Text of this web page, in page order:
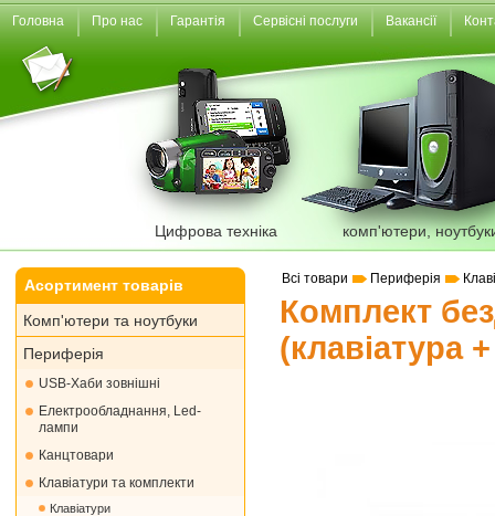
Головна Про нас Гарантія Сервісні послуги Вакансії
Цифрова техніка комп'ютери,
Асортимент товарів
Комп'ютери та ноутбуки
Периферія
USB-Хаби зовнішні
Електрообладнання, Led-
лампи
Канцтовари
Клавіатури та комплекти
Клавіатури
Всі товари Периферія
Комплект
(клавіатура